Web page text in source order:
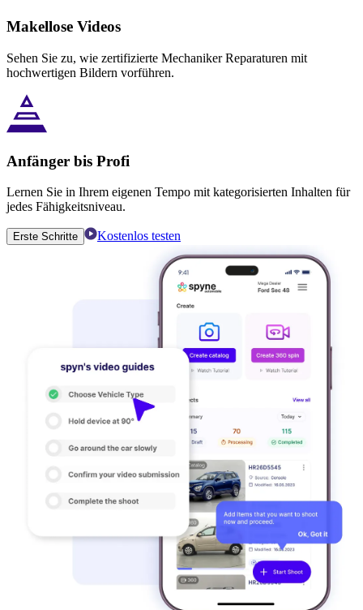
Makellose Videos
Sehen Sie zu, wie zertifizierte Mechaniker Reparaturen mit
hochwertigen Bildern vorführen.
Anfänger bis Profi
Lernen Sie in Ihrem eigenen Tempo mit kategorisierten Inhalten für
jedes Fähigkeitsniveau.
Erste Schritte Kostenlos testen